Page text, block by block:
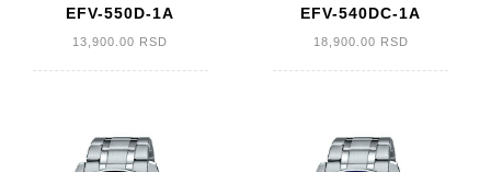
EFV-550D-1A
13,900.00 RSD
EFV-540DC-1A
18,900.00 RSD